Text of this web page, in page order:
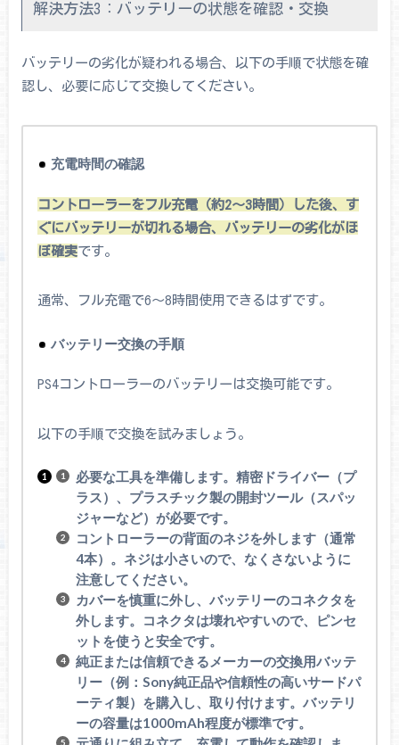
解決方法3：バッテリーの状態を確認・交換
バッテリーの劣化が疑われる場合、以下の手順で状態を確
認し、必要に応じて交換してください。
充電時間の確認
コントローラーをフル充電（約2～3時間）した後、す
ぐにバッテリーが切れる場合、バッテリーの劣化がほ
ぼ確実です。
通常、フル充電で6～8時間使用できるはずです。
バッテリー交換の手順
PS4コントローラーのバッテリーは交換可能です。
以下の手順で交換を試みましょう。
必要な工具を準備します。精密ドライバー（プ
ラス）、プラスチック製の開封ツール（スパッ
ジャーなど）が必要です。
コントローラーの背面のネジを外します（通常
4本）。ネジは小さいので、なくさないように
注意してください。
カバーを慎重に外し、バッテリーのコネクタを
外します。コネクタは壊れやすいので、ピンセ
ットを使うと安全です。
純正または信頼できるメーカーの交換用バッテ
リー（例：Sony純正品や信頼性の高いサードパ
ーティ製）を購入し、取り付けます。バッテリ
ーの容量は1000mAh程度が標準です。